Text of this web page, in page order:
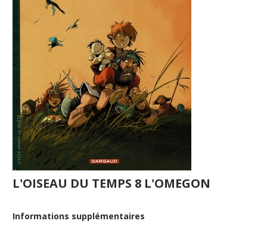
L'OISEAU DU TEMPS 8 L'OMEGON
Informations supplémentaires